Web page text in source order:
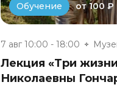
Обучение от 100 ₽
7 авг 10:00 - 18:00
Лекция «Три
Николаевны